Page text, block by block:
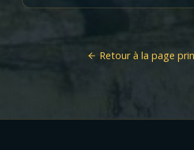
Retour à la page